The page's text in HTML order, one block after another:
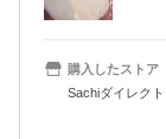
購入したストア
Sachiダイレクト